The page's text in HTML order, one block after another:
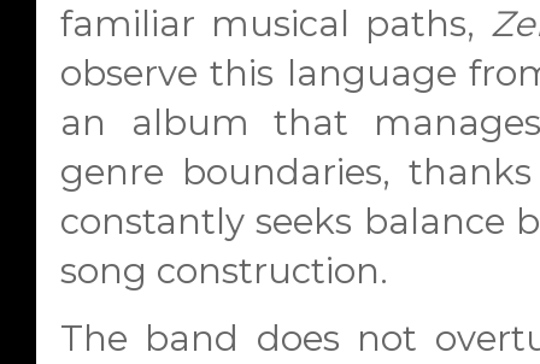
familiar musical paths,
observe this language
an album that
genre boundaries,
constantly seeks balance
song construction.
The band does not